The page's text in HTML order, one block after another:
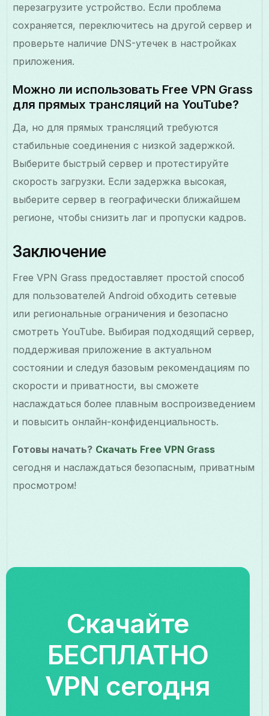
перезагрузите устройство. Если проблема
сохраняется, переключитесь на другой сервер и
проверьте наличие DNS-утечек в настройках
приложения.
Можно ли использовать Free VPN Grass
для прямых трансляций на YouTube?
Да, но для прямых трансляций требуются
стабильные соединения с низкой задержкой.
Выберите быстрый сервер и протестируйте
скорость загрузки. Если задержка высокая,
выберите сервер в географически ближайшем
регионе, чтобы снизить лаг и пропуски кадров.
Заключение
Free VPN Grass предоставляет простой способ
для пользователей Android обходить сетевые
или региональные ограничения и безопасно
смотреть YouTube. Выбирая подходящий сервер,
поддерживая приложение в актуальном
состоянии и следуя базовым рекомендациям по
скорости и приватности, вы сможете
наслаждаться более плавным воспроизведением
и повысить онлайн-конфиденциальность.
Готовы начать? Скачать Free VPN Grass
сегодня и наслаждаться безопасным, приватным
просмотром!
Скачайте
БЕСПЛАТНО
VPN сегодня